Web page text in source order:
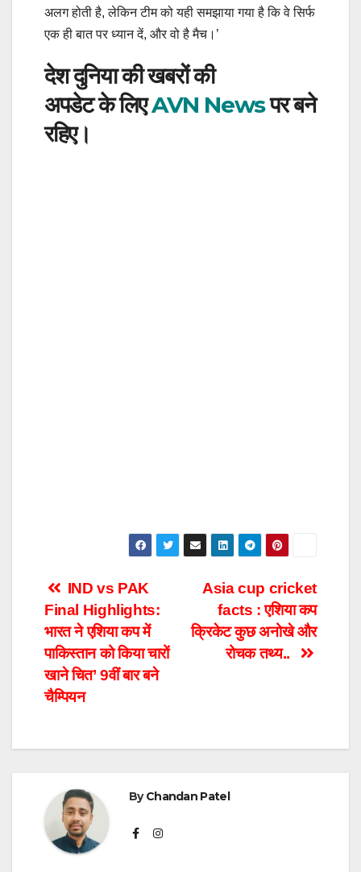
अलग होती है, लेकिन टीम को यही समझाया गया है कि वे सिर्फ
एक ही बात पर ध्यान दें, और वो है मैच।’
देश दुनिया की खबरों की
अपडेट के लिएAVN Newsपर बने
रहिए।
Post
navigation
Asia cup cricket
facts : एशिया कप
क्रिकेट कुछ अनोखे और
रोचक तथ्य..
IND vs PAK
Final Highlights:
भारत ने एशिया कप में
पाकिस्तान को किया चारों
खाने चित’ 9वीं बार बने
चैम्पियन
ByChandan Patel